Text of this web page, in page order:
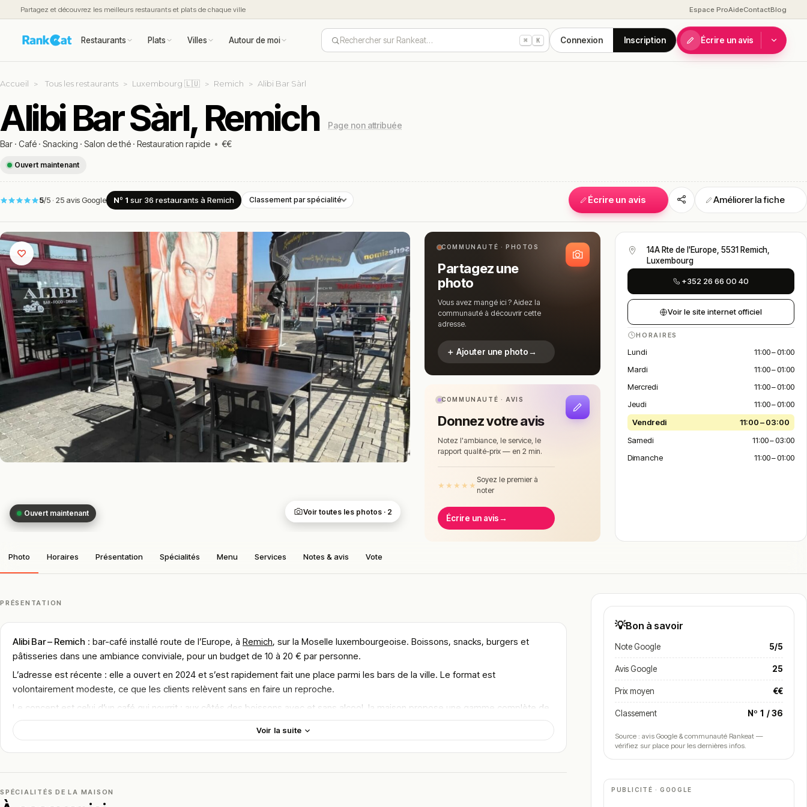
Partagez et découvrez les meilleurs restaurants et plats de chaque ville Espace ProAideContactBlog
Restaurants Plats Villes Autour de moi Rechercher sur Rankeat… ⌘ K Connexion Inscription Écrire un avis
Accueil Tous les restaurants Luxembourg 🇱🇺 Remich Alibi Bar Sàrl
Alibi Bar Sàrl, Remich
Page non attribuée
Bar · Café · Snacking · Salon de thé · Restauration rapide • €€
Ouvert maintenant
5/5 · 25 avis Google Nº 1 sur 36 restaurants à Remich Classement par spécialité Écrire un avis Améliorer la fiche
Ouvert maintenant Voir toutes les photos · 2
COMMUNAUTÉ · PHOTOS
Partagez une
photo
Vous avez mangé ici ? Aidez la
communauté à découvrir cette
adresse.
＋ Ajouter une photo→
COMMUNAUTÉ · AVIS
Donnez votre avis
Notez l'ambiance, le service, le
rapport qualité-prix — en 2 min.
★ ★ ★ ★ ★
Soyez le premier à
noter
Écrire un avis→
14A Rte de l'Europe, 5531 Remich,
Luxembourg
+352 26 66 00 40
Voir le site internet officiel
HORAIRES
Lundi
11:00 – 01:00
Mardi
11:00 – 01:00
Mercredi
11:00 – 01:00
Jeudi
11:00 – 01:00
Vendredi
11:00 – 03:00
Samedi
11:00 – 03:00
Dimanche
11:00 – 01:00
Photo Horaires Présentation Spécialités Menu Services Notes & avis Vote
PRÉSENTATION
Alibi Bar – Remich : bar-café installé route de l’Europe, à Remich, sur la Moselle luxembourgeoise. Boissons, snacks, burgers et
pâtisseries dans une ambiance conviviale, pour un budget de 10 à 20 € par personne.
L’adresse est récente : elle a ouvert en 2024 et s’est rapidement fait une place parmi les bars de la ville. Le format est
volontairement modeste, ce que les clients relèvent sans en faire un reproche.
Le concept est celui d’un café qui nourrit : aux côtés des boissons avec et sans alcool, la maison propose une gamme complète de
snacks, de desserts, de gâteaux et de pâtisseries. Les burgers sont nommément salués par la clientèle.
Le sentiment est excellent sur les retours recensés, même si leur volume reste limité compte tenu de la jeunesse de
l’établissement. L’ambiance et l’accueil dominent nettement les commentaires.
L’établissement se situe au
Voir la suite
SPÉCIALITÉS DE LA MAISON
💡Bon à savoir
Note Google 5/5
Avis Google 25
Prix moyen €€
Classement Nº 1 / 36
Source : avis Google & communauté Rankeat —
vérifiez sur place pour les dernières infos.
PUBLICITÉ · GOOGLE